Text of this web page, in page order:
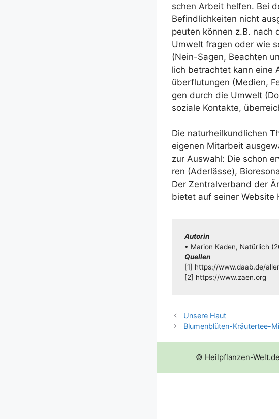
schen Arbeit hel­fen. Bei
Befind­lich­kei­ten nicht
peu­ten kön­nen z.B. nach
Umwelt fra­gen oder wie
(Nein-Sagen, Beach­ten
lich betrach­tet kann eine
über­flu­tun­gen (Medi­en,
gen durch die Umwelt
sozia­le Kon­tak­te,
Die natur­heil­kund­li­chen
eige­nen Mit­ar­beit
zur Aus­wahl: Die schon
ren (Ader­läs­se),
Der Zen­tral­ver­band der
bie­tet auf sei­ner Web­site
Autorin
• Mari­on Kaden, Natür­lich
Quel­len
[1] https://www.daab.de/
[2] https://www.zaen.org
Unsere Haut
Blumenblüten-Kräutertee-
© Heilpflanzen-